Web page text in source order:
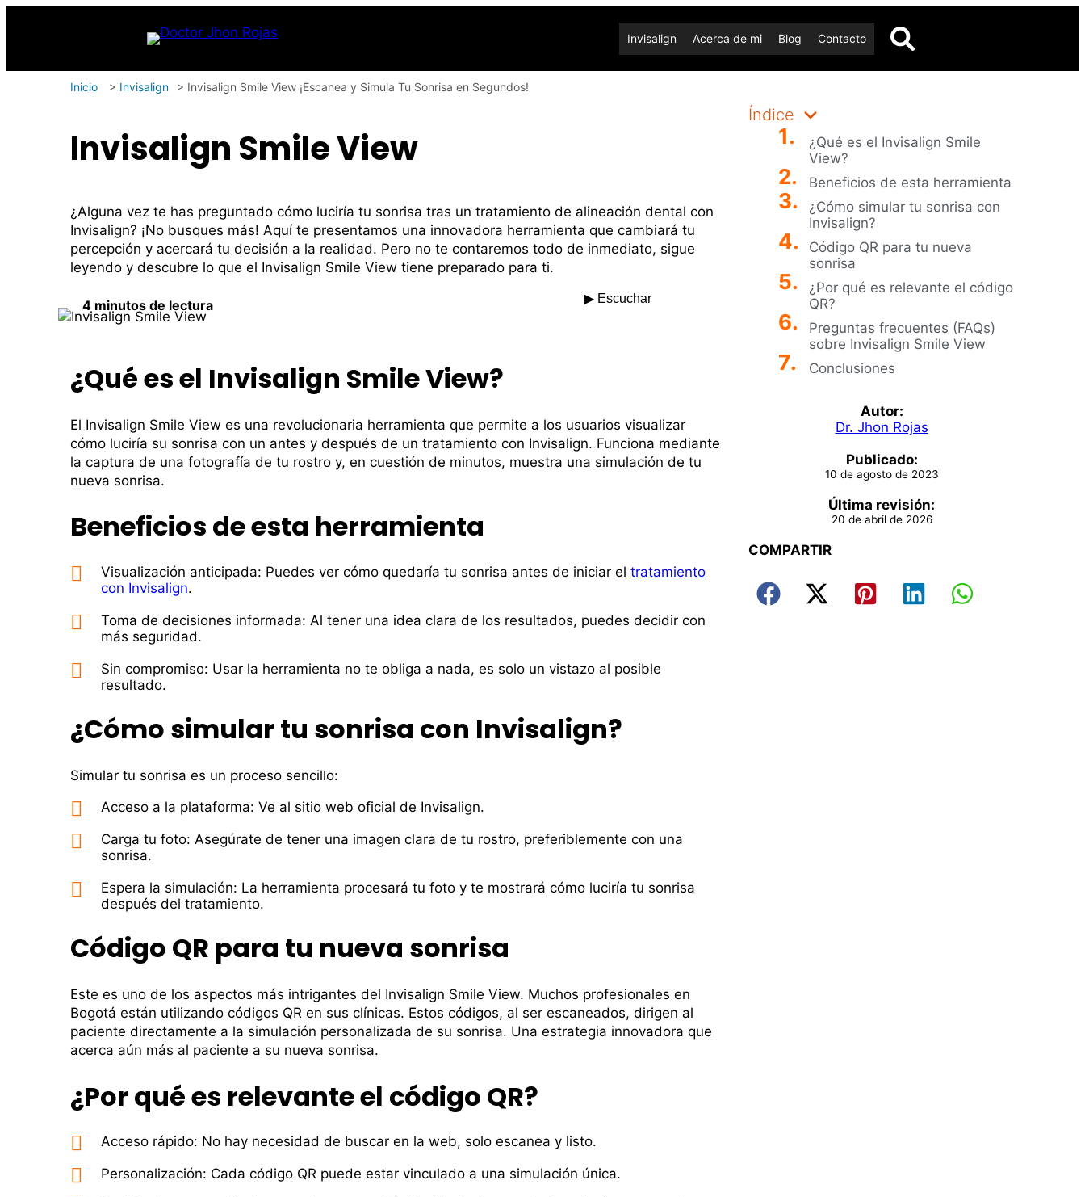
Invisalign Acerca de mi Blog Contacto
Inicio > Invisalign > Invisalign Smile View ¡Escanea y Simula Tu Sonrisa en Segundos!
Invisalign Smile View
¿Alguna vez te has preguntado cómo luciría tu sonrisa tras un tratamiento de alineación dental con
Invisalign? ¡No busques más! Aquí­ te presentamos una innovadora herramienta que cambiará tu
percepción y acercará tu decisión a la realidad. Pero no te contaremos todo de inmediato, sigue
leyendo y descubre lo que el Invisalign Smile View tiene preparado para ti.
4 minutos de lectura ▶ Escuchar
¿Qué es el Invisalign Smile View?
El Invisalign Smile View es una revolucionaria herramienta que permite a los usuarios visualizar
cómo lucirí­a su sonrisa con un antes y después de un tratamiento con Invisalign. Funciona mediante
la captura de una fotografí­a de tu rostro y, en cuestión de minutos, muestra una simulación de tu
nueva sonrisa.
Beneficios de esta herramienta
Visualización anticipada: Puedes ver cómo quedarí­a tu sonrisa antes de iniciar el tratamiento
con Invisalign.
Toma de decisiones informada: Al tener una idea clara de los resultados, puedes decidir con
más seguridad.
Sin compromiso: Usar la herramienta no te obliga a nada, es solo un vistazo al posible
resultado.
¿Cómo simular tu sonrisa con Invisalign?
Simular tu sonrisa es un proceso sencillo:
Acceso a la plataforma: Ve al sitio web oficial de Invisalign.
Carga tu foto: Asegúrate de tener una imagen clara de tu rostro, preferiblemente con una
sonrisa.
Espera la simulación: La herramienta procesará tu foto y te mostrará cómo luciría tu sonrisa
después del tratamiento.
Código QR para tu nueva sonrisa
Este es uno de los aspectos más intrigantes del Invisalign Smile View. Muchos profesionales en
Bogotá están utilizando códigos QR en sus clínicas. Estos códigos, al ser escaneados, dirigen al
paciente directamente a la simulación personalizada de su sonrisa. Una estrategia innovadora que
acerca aún más al paciente a su nueva sonrisa.
¿Por qué es relevante el código QR?
Acceso rápido: No hay necesidad de buscar en la web, solo escanea y listo.
Personalización: Cada código QR puede estar vinculado a una simulación única.
Índice
¿Qué es el Invisalign Smile
View?
Beneficios de esta herramienta
¿Cómo simular tu sonrisa con
Invisalign?
Código QR para tu nueva
sonrisa
¿Por qué es relevante el código
QR?
Preguntas frecuentes (FAQs)
sobre Invisalign Smile View
Conclusiones
Autor:
Dr. Jhon Rojas
Publicado:
10 de agosto de 2023
Última revisión:
20 de abril de 2026
COMPARTIR